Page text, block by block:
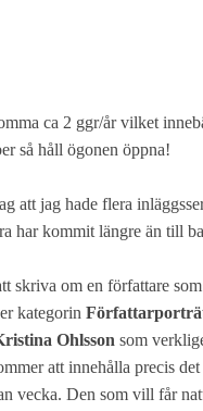
ca 2 ggr/år vilket
så håll ögonen öppna!
att jag hade flera
har kommit längre än till
skriva om en författare
kategorin
Ohlsson som
att innehålla precis
vecka. Den som vill får